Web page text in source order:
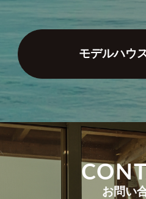
モデルハウ
お問い